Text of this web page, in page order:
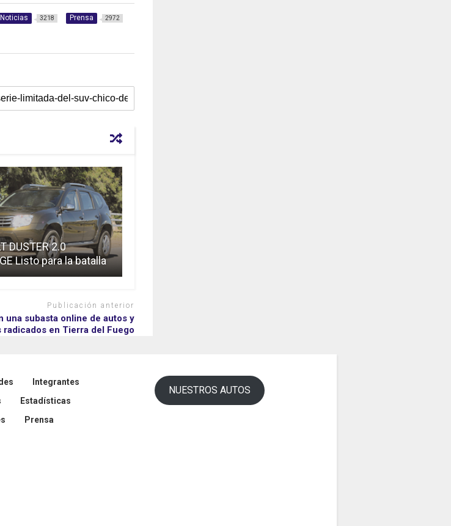
Noticias 3218 Prensa 2972
DUSTER 2.0
Listo para la batalla
Publicación anterior
una subasta online de autos y
radicados en Tierra del Fuego
Integrantes
Estadísticas
Prensa
NUESTROS AUTOS